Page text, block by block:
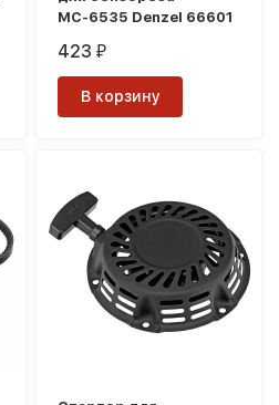
МС-6535 Denzel 66601
423₽
В корзину